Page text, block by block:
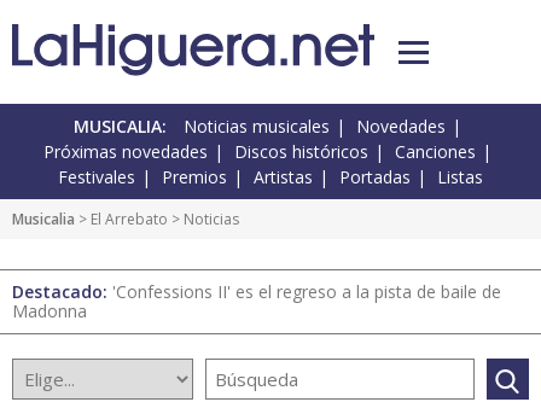
MUSICALIA: Noticias musicales
Novedades
Próximas novedades
Discos históricos
Canciones
Festivales
Premios Artistas Portadas Listas
Musicalia > El Arrebato > Noticias
Destacado: 'Confessions II' es el regreso a la pista de baile de
Madonna